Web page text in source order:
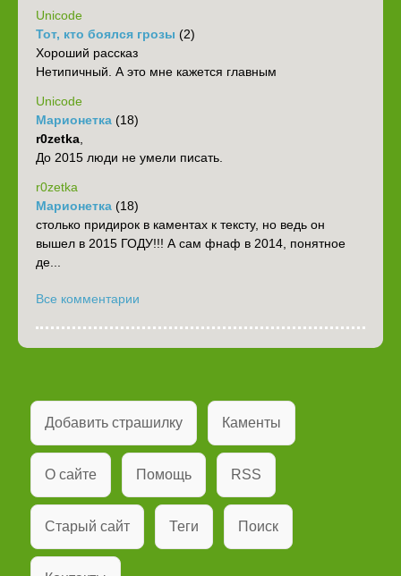
Unicode
Тот, кто боялся грозы (2)
Хороший рассказ
Нетипичный. А это мне кажется главным
Unicode
Марионетка (18)
r0zetka
До 2015 люди не умели писать.
r0zetka
Марионетка (18)
столько придирок в каментах к тексту, но ведь он
вышел в 2015 ГОДУ!!! А сам фнаф в 2014, понятное
де...
Все комментарии
Добавить страшилку Каменты
О сайте Помощь RSS
Старый сайт Теги Поиск